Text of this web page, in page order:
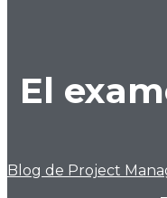
El
Blog de Project